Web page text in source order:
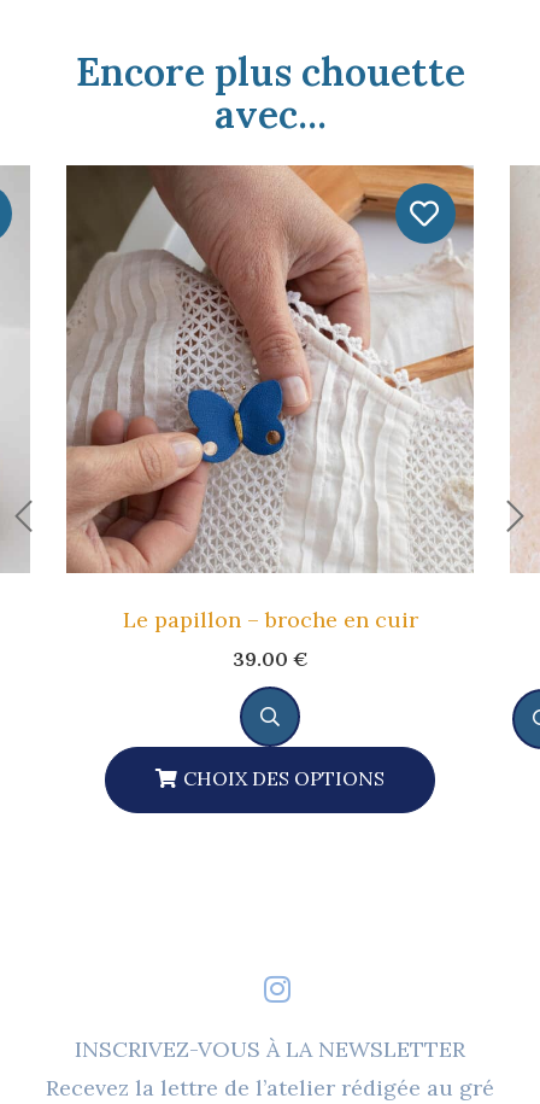
Encore plus chouette
avec...
Le papillon – broche en cuir
39.00 €
CHOIX DES OPTIONS
Les
INSCRIVEZ-VOUS À LA NEWSLETTER
Recevez la lettre de l’atelier rédigée au gré